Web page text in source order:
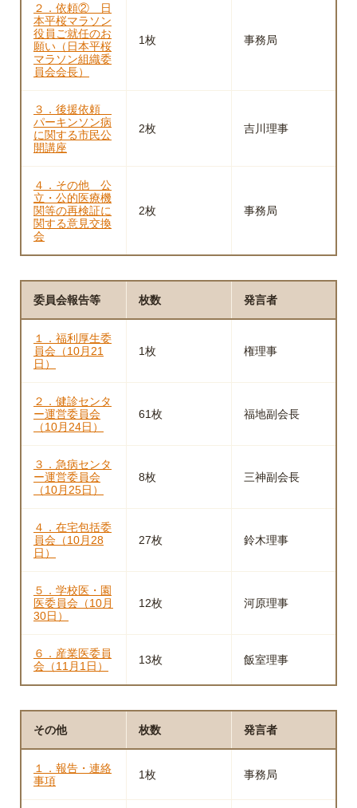
２．依頼② 日
本平桜マラソン
役員ご就任のお
願い（日本平桜
マラソン組織委
員会会長）
1枚 事務局
３．後援依頼
パーキンソン病
に関する市民公
開講座
2枚 吉川理事
４．その他 公
立・公的医療機
関等の再検証に
関する意見交換
会
2枚 事務局
委員会報告等 枚数 発言者
１．福利厚生委
員会（10月21
日）
1枚 権理事
２．健診センタ
ー運営委員会
（10月24日）
61枚 福地副会長
３．急病センタ
ー運営委員会
（10月25日）
8枚 三神副会長
４．在宅包括委
員会（10月28
日）
27枚 鈴木理事
５．学校医・園
医委員会（10月
30日）
12枚 河原理事
６．産業医委員
会（11月1日）
13枚 飯室理事
その他 枚数 発言者
１．報告・連絡
事項
1枚 事務局